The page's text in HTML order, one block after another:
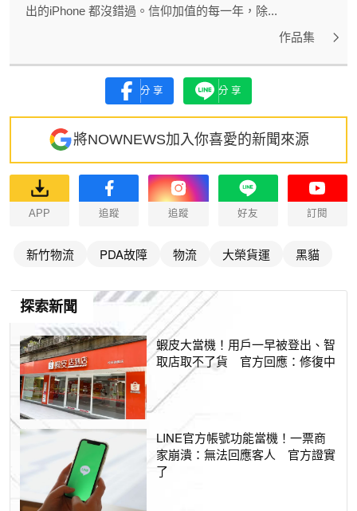
出的iPhone 都沒錯過。信仰加值的每一年，除...
作品集
分享 分享
將NOWNEWS加入你喜愛的新聞來源
APP 追蹤 追蹤 好友 訂閱
新竹物流 PDA故障 物流 大榮貨運 黑貓
探索新聞
蝦皮大當機！用戶一早被登出、智
取店取不了貨 官方回應：修復中
LINE官方帳號功能當機！一票商
家崩潰：無法回應客人 官方證實
了